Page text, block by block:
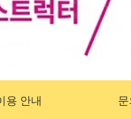
용 안내 문